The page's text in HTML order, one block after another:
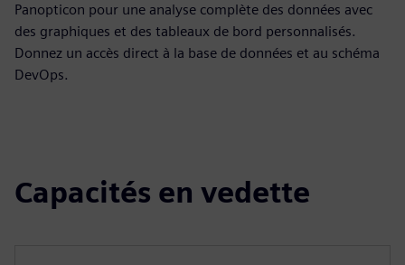
Panopticon pour une analyse complète des données avec
des graphiques et des tableaux de bord personnalisés.
Donnez un accès direct à la base de données et au schéma
DevOps.
Capacités en vedette